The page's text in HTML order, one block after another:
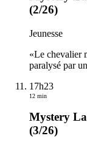
(2/26)
Jeunesse
«Le chevalier
paralysé par
17h23
12 min
Mystery
(3/26)